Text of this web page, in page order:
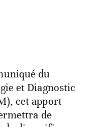
du
et Diagnostic
cet apport
de